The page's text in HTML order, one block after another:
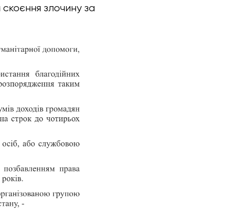
злочину за